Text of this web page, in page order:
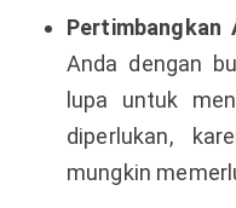
Pertimbangkan
Anda dengan
lupa untuk
diperlukan,
mungkin